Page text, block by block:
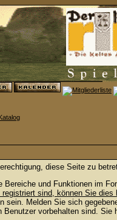
diese Seite zu
und Funktionen im
sind, können Sie dies
sein. Melden Sie sich
vorbehalten sind.